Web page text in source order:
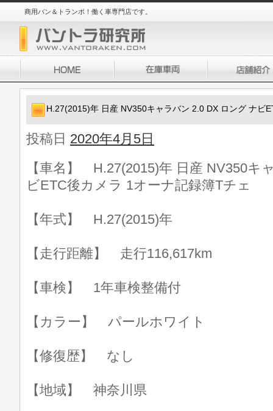
商用バン＆トランポ！働く車専門店です。
H.27(2015)年 日産 NV350キャラバン 2.0 DX ロング ナビ
投稿日 2020年4月5日
【車名】 H.27(2015)年 日産 NV350キ
ビETC後カメラ 1オーナ記録簿Tチェ
【年式】 H.27(2015)年
【走行距離】 走行116,617km
【車検】 1年車検整備付
【カラー】 パールホワイト
【修復歴】 なし
【地域】 神奈川県